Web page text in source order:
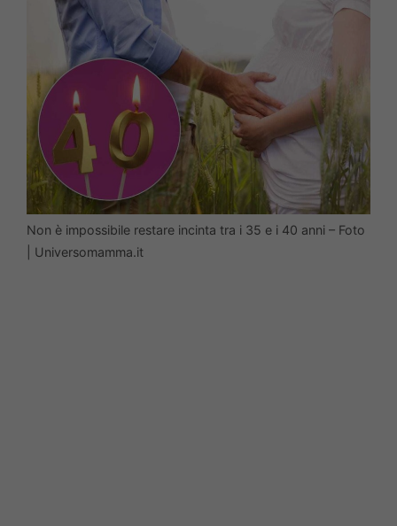
Non è impossibile restare incinta tra i 35 e i 40 anni – Foto
| Universomamma.it